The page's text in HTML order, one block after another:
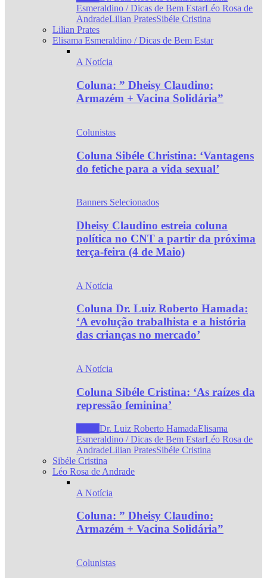
Esmeraldino / Dicas de Bem EstarLéo Rosa de
AndradeLilian PratesSibéle Cristina
Lilian Prates
Elisama Esmeraldino / Dicas de Bem Estar
A Notícia
Coluna: ” Dheisy Claudino:
Armazém + Vacina Solidária”
Colunistas
Coluna Sibéle Christina: ‘Vantagens
do fetiche para a vida sexual’
Banners Selecionados
Dheisy Claudino estreia coluna
política no CNT a partir da próxima
terça-feira (4 de Maio)
A Notícia
Coluna Dr. Luiz Roberto Hamada:
‘A evolução trabalhista e a história
das crianças no mercado’
A Notícia
Coluna Sibéle Cristina: ‘As raízes da
repressão feminina’
Dr. Luiz Roberto HamadaElisama
Esmeraldino / Dicas de Bem EstarLéo Rosa de
AndradeLilian PratesSibéle Cristina
Sibéle Cristina
Léo Rosa de Andrade
A Notícia
Coluna: ” Dheisy Claudino:
Armazém + Vacina Solidária”
Colunistas